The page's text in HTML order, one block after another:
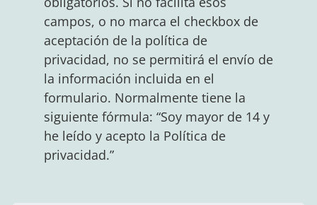
campos, o no marca el checkbox de
aceptación de la política de
privacidad, no se permitirá el envío de
la información incluida en el
formulario. Normalmente tiene la
siguiente fórmula: “Soy mayor de 14 y
he leído y acepto la Política de
privacidad.”